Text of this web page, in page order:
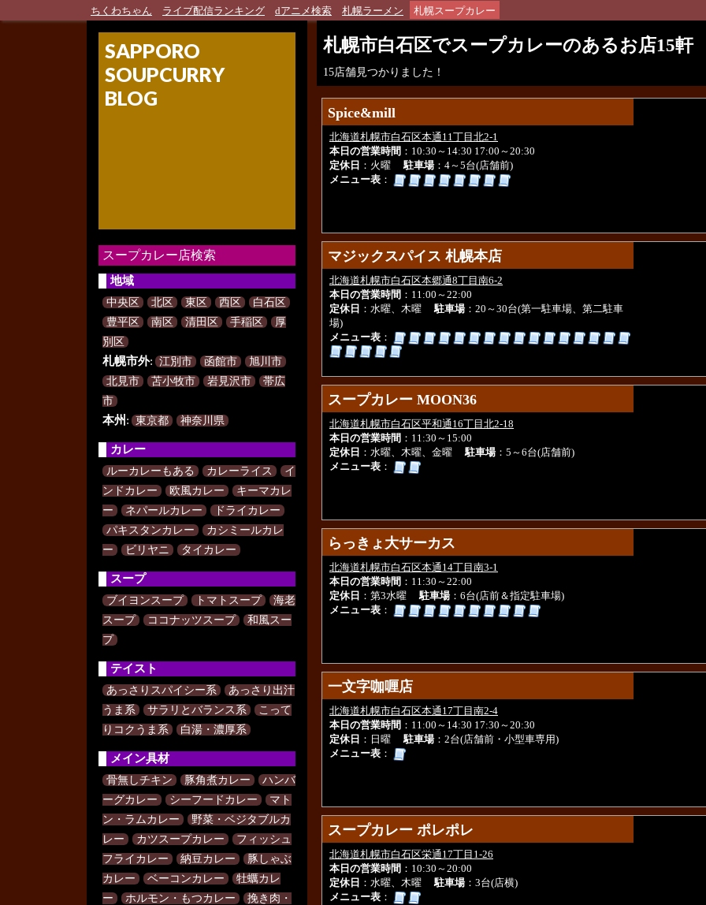
ちくわちゃん ライブ配信ランキング dアニメ検索 札幌ラーメン 札幌スープカレー
SAPPORO
SOUPCURRY
BLOG
スープカレー店検索
地域
中央区 北区 東区 西区
白石区
豊平区
南区 清田区 手稲区
厚
別区
札幌市外: 江別市 函館市
旭川市
北見市
苫小牧市 岩見沢市
帯広
市
本州: 東京都 神奈川県
カレー
ルーカレーもある カレーライス
イ
ンドカレー
欧風カレー
キーマカレ
ー
ネパールカレー
ドライカレー
パキスタンカレー
カシミールカレ
ー
ビリヤニ タイカレー
スープ
ブイヨンスープ トマトスープ
海老
スープ
ココナッツスープ
和風スー
プ
テイスト
あっさりスパイシー系
あっさり出汁
うま系
サラリとバランス系
こって
りコクうま系
白湯・濃厚系
メイン具材
骨無しチキン 豚角煮カレー
ハンバ
ーグカレー
シーフードカレー
マト
ン・ラムカレー
野菜・ベジタブルカ
レー
カツスープカレー
フィッシュ
フライカレー
納豆カレー
豚しゃぶ
カレー
ベーコンカレー
牡蠣カレ
ー
ホルモン・もつカレー
挽き肉・
札幌市白石区でスープカレーのあるお店15軒
15店舗見つかりました！
Spice&mill
Spice&mill
北海道札幌市白石区本通11丁目北2-1
本日の営業時間 ：10:30～14:30 17:00～20:30
定休日
：火曜駐車場：4～5台(店舗前)
メニュー表 ：
マジックスパイス 札幌本店
マジックスパイス 札幌本店
北海道札幌市白石区本郷通8丁目南6-2
本日の営業時間 ：11:00～22:00
定休日
：水曜、木曜駐車場：20～30台(第一駐車場、第二駐車
場)
メニュー表 ：
スープカレー MOON36
スープカレー MOON36
北海道札幌市白石区平和通16丁目北2-18
本日の営業時間 ：11:30～15:00
定休日
：水曜、木曜、金曜駐車場：5～6台(店舗前)
メニュー表 ：
らっきょ大サーカス
らっきょ大サーカス
北海道札幌市白石区本通14丁目南3-1
本日の営業時間 ：11:30～22:00
定休日
：第3水曜駐車場：6台(店前＆指定駐車場)
メニュー表 ：
一文字咖喱店
一文字咖喱店
北海道札幌市白石区本通17丁目南2-4
本日の営業時間 ：11:00～14:30 17:30～20:30
定休日
：日曜駐車場：2台(店舗前・小型車専用)
メニュー表 ：
スープカレー ポレポレ
スープカレー ポレポレ
北海道札幌市白石区栄通17丁目1-26
本日の営業時間 ：10:30～20:00
定休日
：水曜、木曜駐車場：3台(店横)
メニュー表 ：